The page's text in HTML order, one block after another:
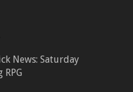
News: Saturday
RPG